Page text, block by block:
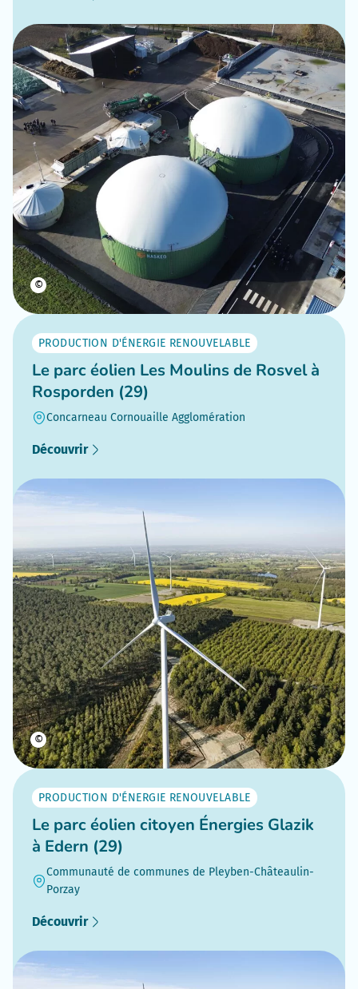
©
PRODUCTION D'ÉNERGIE RENOUVELABLE
Le parc éolien Les Moulins de Rosvel à
Rosporden (29)
Concarneau Cornouaille Agglomération
Découvrir
©
PRODUCTION D'ÉNERGIE RENOUVELABLE
Le parc éolien citoyen Énergies Glazik
à Edern (29)
Communauté de communes de Pleyben-Châteaulin-
Porzay
Découvrir